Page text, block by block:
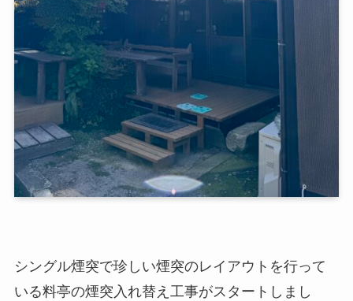
シングル煙突で珍しい煙突のレイアウトを行って
いる料亭の煙突入れ替え工事がスタートしまし